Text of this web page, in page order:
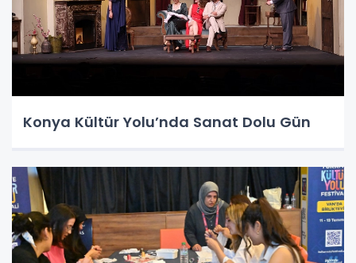
Konya Kültür Yolu’nda Sanat Dolu Gün